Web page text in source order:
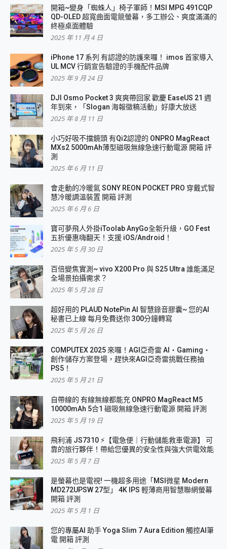
開箱~變身「蜘蛛人」椅子軍師！MSI MPG 491CQP
QD-OLED 超寬曲面電競螢幕，多工辦公、爽度滿滿的
終極桌面體驗
2025 年 11 月 4 日
iPhone 17 系列 有認證的防護來囉！ imos 首家導入
UL MCV 行銷宣告驗證的手機配件品牌
2025 年 9 月 24 日
DJI Osmo Pocket 3 爽爽帶回家 歡慶 EaseUS 21 週
年到來，「Slogan 海報徵稿活動」好康大放送
2025 年 8 月 11 日
小巧好吸不擋鏡頭 有Qi2認證的 ONPRO MagReact
MXs2 5000mAh薄型磁吸無線急速行動電源 開箱 評
測
2025 年 6 月 11 日
會走動的冷暖氣 SONY REON POCKET PRO 穿戴式智
慧冷暖調溫裝置 開箱 評測
2025 年 6 月 6 日
寶可夢飛人外掛iToolab AnyGo全新升級，GO Fest
五折優惠嗨翻天！支援 iOS/Android！
2025 年 5 月 30 日
百倍變焦實測~ vivo X200 Pro 與 S25 Ultra 誰能滿足
全場景拍攝需求？
2025 年 5 月 28 日
超好用的 PLAUD NotePin AI 智慧錄音膠囊~ 您的AI
秘書已上線 每月免費送你 300分鐘轉寫
2025 年 5 月 26 日
COMPUTEX 2025 來囉！AGI亞奇雷 AI・Gaming・
創作儲存方案登場，趕快來AGI亞奇雷挑戰任務抽
PS5！
2025 年 5 月 21 日
自帶線的 有線無線都能充 ONPRO MagReact M5
10000mAh 5合1 磁吸無線急速行動電源 開箱 評測
2025 年 5 月 19 日
飛利浦 JS7310 ⚡【電急便｜行動儲能救車電源】 可
靠的旅行夥伴！帶給您優異的安全性與強大供電效能
2025 年 5 月 7 日
是螢幕也是電視! 一機超多用途「MSI微星 Modern
MD272UPSW 27型」 4K IPS 輕薄商用智慧聯網螢幕
開箱 評測
2025 年 5 月 1 日
您的專屬AI 助手 Yoga Slim 7 Aura Edition 觸控AI筆
電 開箱 評測